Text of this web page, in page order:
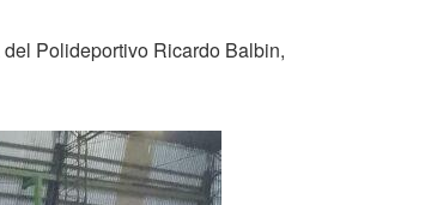
Polideportivo Ricardo Balbin,